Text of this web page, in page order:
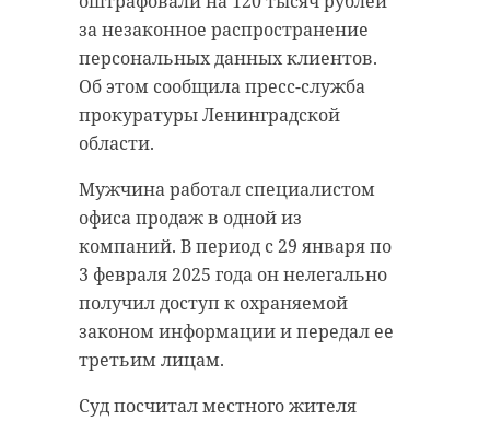
за незаконное распространение
персональных данных клиентов.
Об этом сообщила пресс-служба
прокуратуры Ленинградской
области.
Мужчина работал специалистом
офиса продаж в одной из
компаний. В период с 29 января по
3 февраля 2025 года он нелегально
получил доступ к охраняемой
законом информации и передал ее
третьим лицам.
Суд посчитал местного жителя